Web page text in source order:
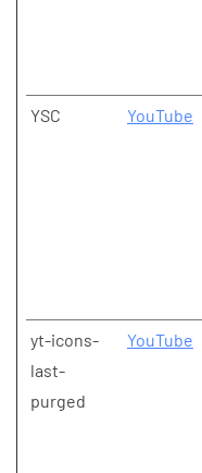
YSC YouTube
yt-icons-
last-
purged
YouTube